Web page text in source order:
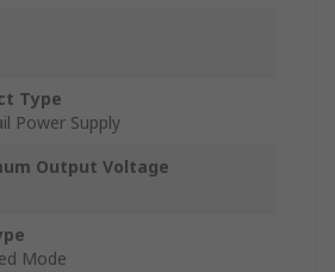
Type
Power Supply
Output Voltage
Mode